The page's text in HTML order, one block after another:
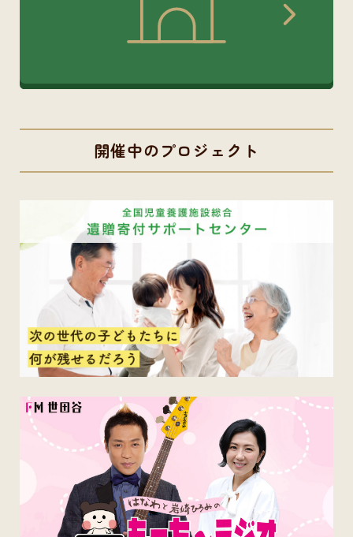
開催中のプロジェクト